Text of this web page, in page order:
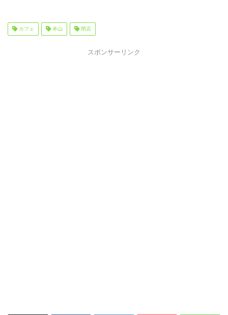
カフェ 本山 閉店
スポンサーリンク